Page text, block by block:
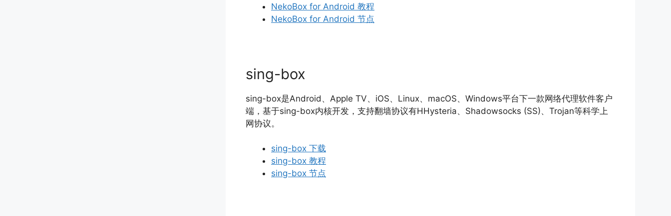
NekoBox for Android 教程
NekoBox for Android 节点
sing-box
sing-box是Android、Apple TV、iOS、Linux、macOS、Windows平台下一款网络代理软件客户
端，基于sing-box内核开发，支持翻墙协议有HHysteria、Shadowsocks (SS)、Trojan等科学上
网协议。
sing-box 下载
sing-box 教程
sing-box 节点